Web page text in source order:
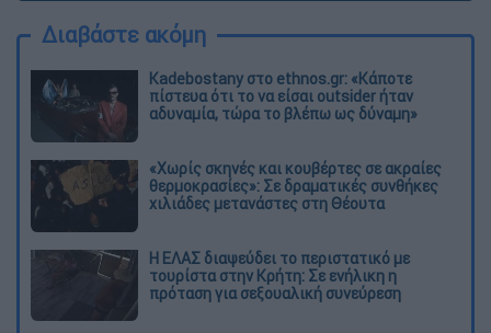
Διαβάστε ακόμη
Kadebostany στο ethnos.gr: «Κάποτε
πίστευα ότι το να είσαι outsider ήταν
αδυναμία, τώρα το βλέπω ως δύναμη»
«Χωρίς σκηνές και κουβέρτες σε ακραίες
θερμοκρασίες»: Σε δραματικές συνθήκες
χιλιάδες μετανάστες στη Θέουτα
Η ΕΛΑΣ διαψεύδει το περιστατικό με
τουρίστα στην Κρήτη: Σε ενήλικη η
πρόταση για σεξουαλική συνεύρεση